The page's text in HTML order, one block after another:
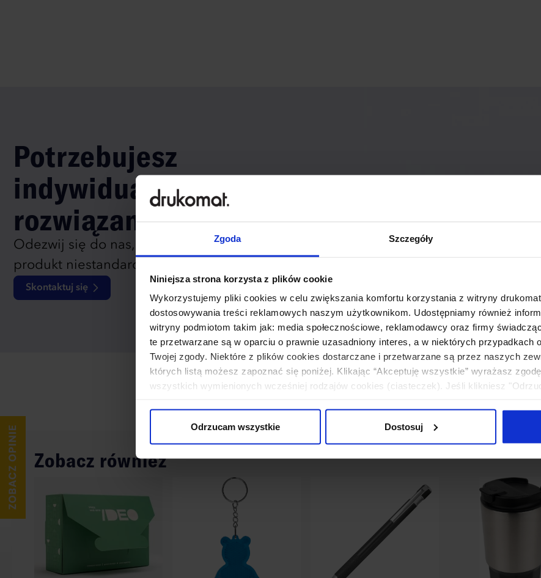
Zgoda Szczegóły
Niniejsza strona korzysta z plików cookie
Wykorzystujemy pliki cookies w celu zwiększania komfortu korzystania z witryny
dostosowywania treści reklamowych naszym użytkownikom. Udostępniamy również
witryny podmiotom takim jak: media społecznościowe, reklamodawcy oraz firmy
te przetwarzane są w oparciu o prawnie uzasadniony interes, a w niektórych przypadkach
Twojej zgody. Niektóre z plików cookies dostarczane i przetwarzane są przez naszych
których listą możesz zapoznać się poniżej. Klikając “Akceptuję wszystkie” wyrażasz
wszystkich wymienionych wcześniej rodzajów cookies (ciasteczek). Jeśli klikniesz
Odrzucam wszystkie
Dostosuj
Potrzebujesz
indywidualnego
rozwiązania?
Odezwij się do nas, aby omówić
produkt niestandardowy.
Skontaktuj się
Zobacz również